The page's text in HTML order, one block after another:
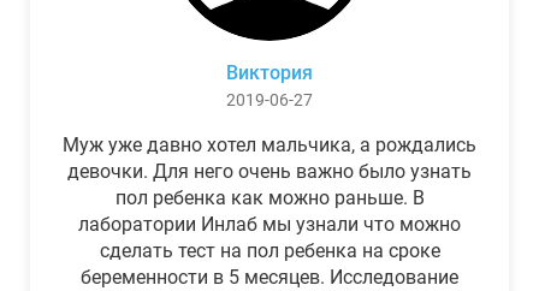
Виктория
2019-06-27
Муж уже давно хотел мальчика, а рождались
девочки. Для него очень важно было узнать
пол ребенка как можно раньше. В
лаборатории Инлаб мы узнали что можно
сделать тест на пол ребенка на сроке
беременности в 5 месяцев. Исследование